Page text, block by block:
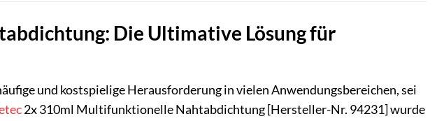
Die Ultimative Lösung für
und kostspielige Herausforderung in vielen Anwendungsbereichen, sei
2x 310ml Multifunktionelle Nahtabdichtung [Hersteller-Nr. 94231] wurde